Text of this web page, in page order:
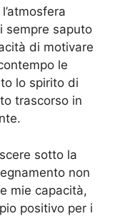
sempre saputo
di motivare
le
lo spirito di
trascorso in
sotto la
non
mie capacità,
positivo per i